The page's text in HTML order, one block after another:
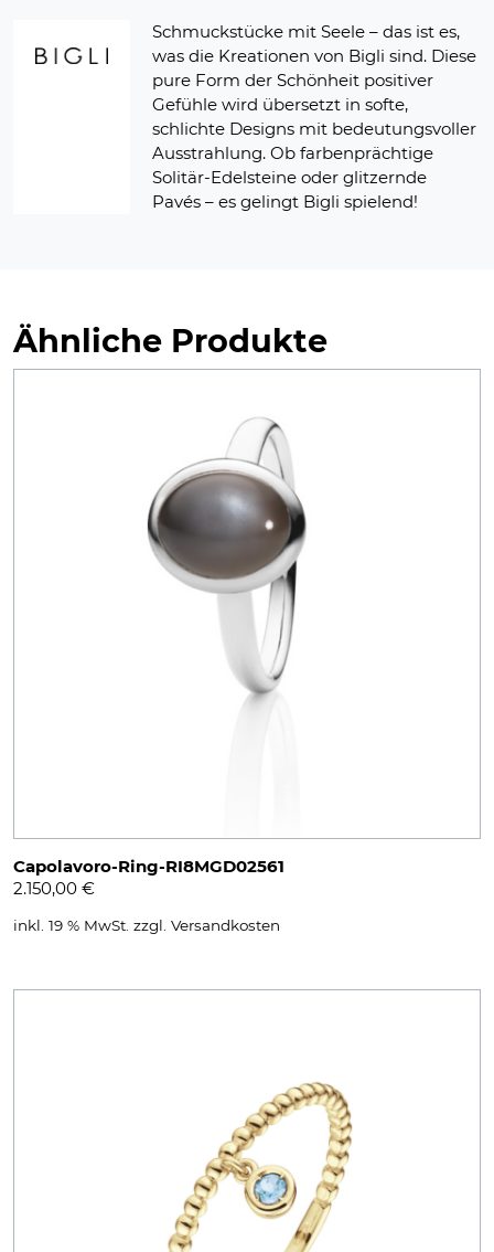
Schmuckstücke mit Seele – das ist es,
was die Kreationen von Bigli sind. Diese
pure Form der Schönheit positiver
Gefühle wird übersetzt in softe,
schlichte Designs mit bedeutungsvoller
Ausstrahlung. Ob farbenprächtige
Solitär-Edelsteine oder glitzernde
Pavés – es gelingt Bigli spielend!
Ähnliche Produkte
Capolavoro-Ring-RI8MGD02561
2.150,00 €
inkl. 19 % MwSt. zzgl. Versandkosten